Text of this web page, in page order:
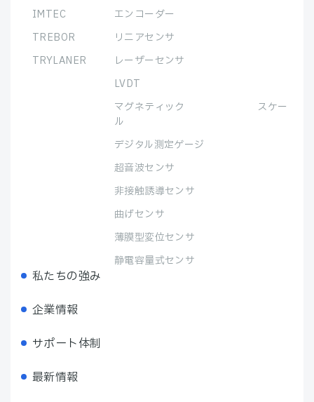
IMTEC
TREBOR
TRYLANER
エンコーダー
リニアセンサ
レーザーセンサ
LVDT
マグネティック スケー
ル
デジタル測定ゲージ
超音波センサ
非接触誘導センサ
曲げセンサ
薄膜型変位センサ
静電容量式センサ
私たちの強み
企業情報
サポート体制
最新情報